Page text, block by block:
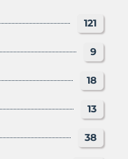
121
9
18
13
38